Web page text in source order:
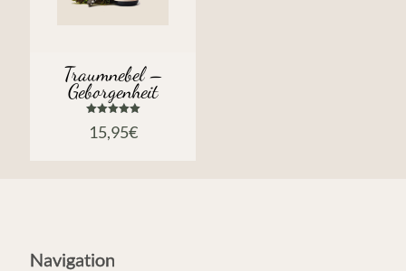
Traumnebel –
Geborgenheit
mit
5.00
15,95€
Navigation